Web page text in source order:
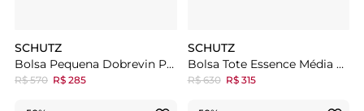
SCHUTZ
Bolsa Pequena Dobrevin Preta
R$ 570 R$ 285
SCHUTZ
Bolsa Tote Essence Média Preta
R$ 630 R$ 315